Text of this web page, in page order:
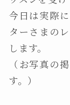
今日は実際
ターさまの
します。
（お写真の
す。）